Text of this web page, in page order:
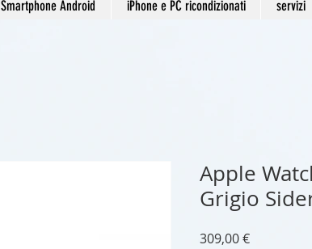
Smartphone Android iPhone e PC ricondizionati servizi
Apple
Grigio
309,00 €Prezzo